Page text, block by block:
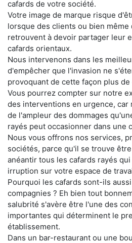
cafards de votre société.
Votre image de marque risque
lorsque des clients ou bien même
retrouvent à devoir partager leur
cafards orientaux.
Nous intervenons dans les
d'empêcher que l'invasion ne
provoquant de cette façon plus
Vous pourrez compter sur notre
des interventions en urgence, car
de l'ampleur des dommages
rayés peut occasionner dans une
Nous vous offrons nos services,
sociétés, parce qu'il se trouve
anéantir tous les cafards rayés
irruption sur votre espace de
Pourquoi les cafards sont-ils
compagnies ? Eh bien tout
salubrité s'avère être l'une des
importantes qui déterminent le
établissement.
Dans un bar-restaurant ou une